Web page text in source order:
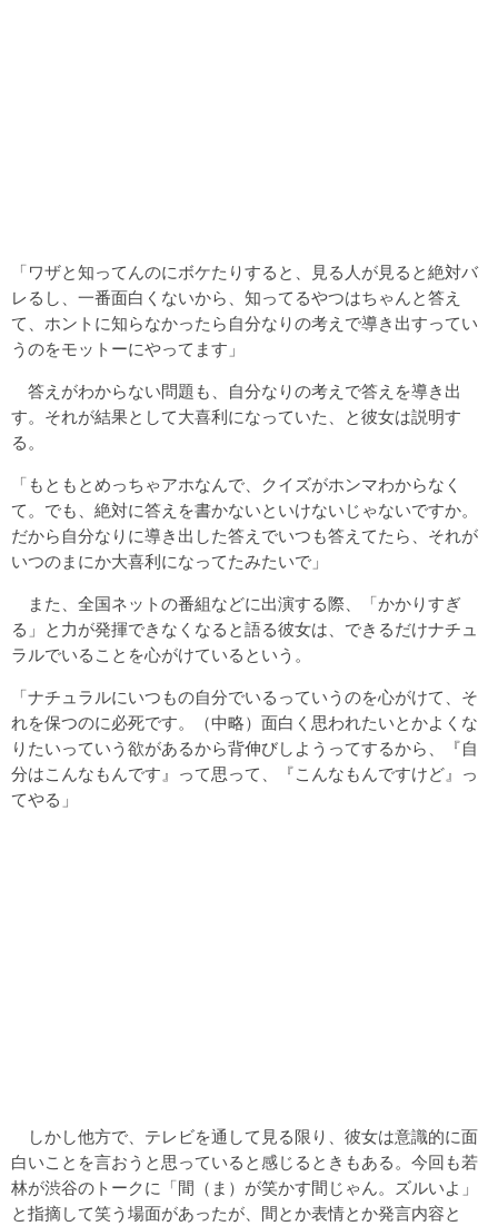
「ワザと知ってんのにボケたりすると、見る人が見ると絶対バ
レるし、一番面白くないから、知ってるやつはちゃんと答え
て、ホントに知らなかったら自分なりの考えで導き出すってい
うのをモットーにやってます」
答えがわからない問題も、自分なりの考えで答えを導き出
す。それが結果として大喜利になっていた、と彼女は説明す
る。
「もともとめっちゃアホなんで、クイズがホンマわからなく
て。でも、絶対に答えを書かないといけないじゃないですか。
だから自分なりに導き出した答えでいつも答えてたら、それが
いつのまにか大喜利になってたみたいで」
また、全国ネットの番組などに出演する際、「かかりすぎ
る」と力が発揮できなくなると語る彼女は、できるだけナチュ
ラルでいることを心がけているという。
「ナチュラルにいつもの自分でいるっていうのを心がけて、そ
れを保つのに必死です。（中略）面白く思われたいとかよくな
りたいっていう欲があるから背伸びしようってするから、『自
分はこんなもんです』って思って、『こんなもんですけど』っ
てやる」
しかし他方で、テレビを通して見る限り、彼女は意識的に面
白いことを言おうと思っていると感じるときもある。今回も若
林が渋谷のトークに「間（ま）が笑かす間じゃん。ズルいよ」
と指摘して笑う場面があったが、間とか表情とか発言内容と